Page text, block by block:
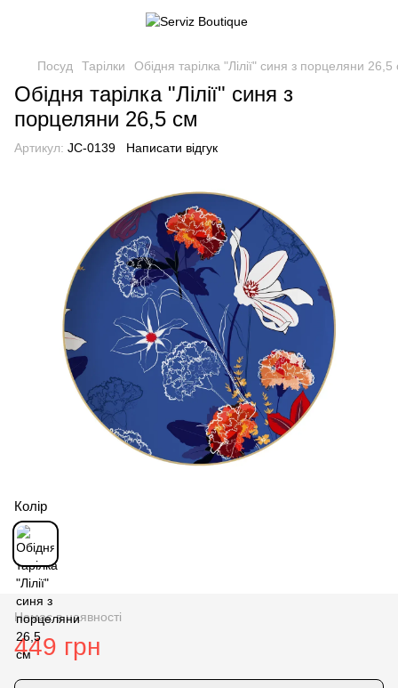
Посуд Тарілки Обідня тарілка "Лілії" синя з порцеляни 26,5
Обідня тарілка "Лілії" синя з
порцеляни 26,5 см
Артикул: JC-0139 Написати відгук
Колір
Немає в наявності
449 грн